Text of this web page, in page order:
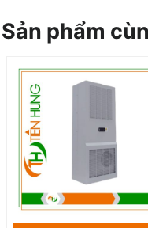
Sản phẩm